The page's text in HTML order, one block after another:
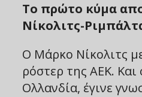
Το πρώτο κύμα
Νίκολιτς-
Ο Μάρκο Νίκολιτς
ρόστερ της ΑΕΚ.
Ολλανδία, έγινε